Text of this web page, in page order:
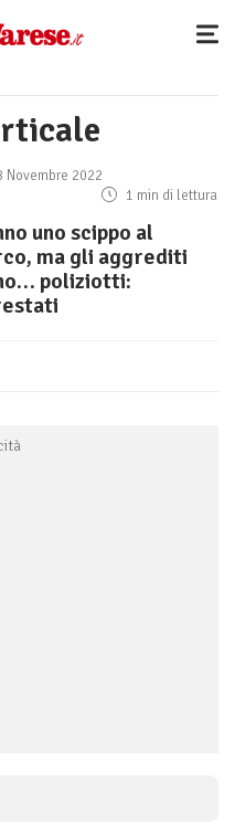
Novembre 2022
1 min di lettura
uno scippo al
ma gli aggrediti
poliziotti: